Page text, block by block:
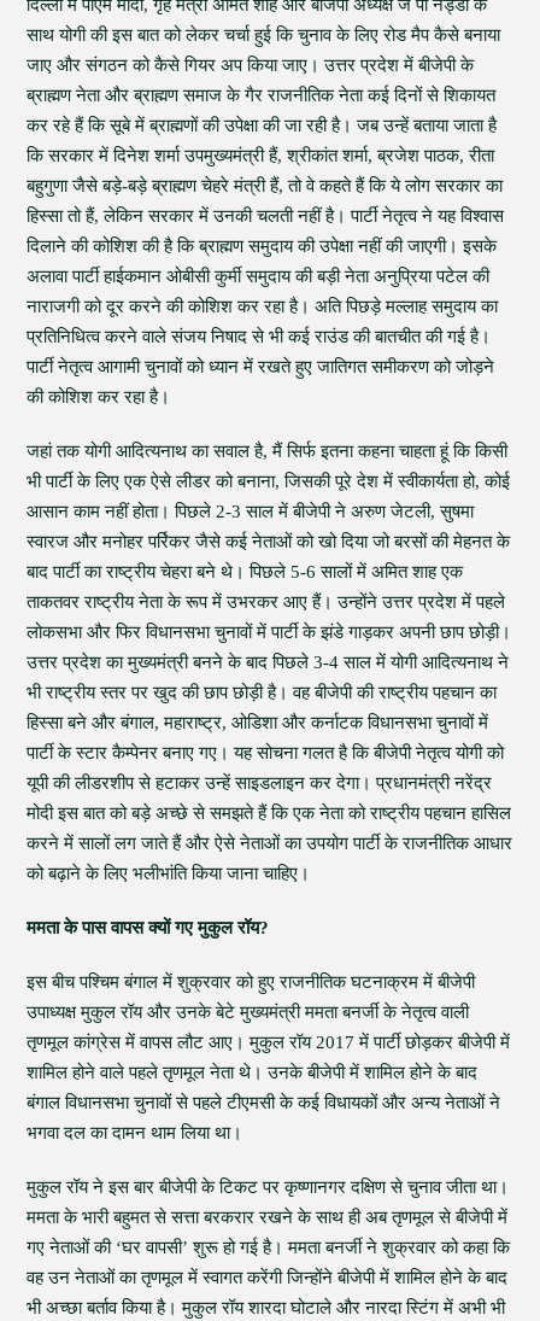
दिल्ली में पीएम मोदी, गृह मंत्री अमित शाह और बीजेपी अध्यक्ष जे पी नड्डा के
साथ योगी की इस बात को लेकर चर्चा हुई कि चुनाव के लिए रोड मैप कैसे बनाया
जाए और संगठन को कैसे गियर अप किया जाए। उत्तर प्रदेश में बीजेपी के
ब्राह्मण नेता और ब्राह्मण समाज के गैर राजनीतिक नेता कई दिनों से शिकायत
कर रहे हैं कि सूबे में ब्राह्मणों की उपेक्षा की जा रही है। जब उन्हें बताया जाता है
कि सरकार में दिनेश शर्मा उपमुख्यमंत्री हैं, श्रीकांत शर्मा, ब्रजेश पाठक, रीता
बहुगुणा जैसे बड़े-बड़े ब्राह्मण चेहरे मंत्री हैं, तो वे कहते हैं कि ये लोग सरकार का
हिस्सा तो हैं, लेकिन सरकार में उनकी चलती नहीं है। पार्टी नेतृत्व ने यह विश्वास
दिलाने की कोशिश की है कि ब्राह्मण समुदाय की उपेक्षा नहीं की जाएगी। इसके
अलावा पार्टी हाईकमान ओबीसी कुर्मी समुदाय की बड़ी नेता अनुप्रिया पटेल की
नाराजगी को दूर करने की कोशिश कर रहा है। अति पिछड़े मल्लाह समुदाय का
प्रतिनिधित्व करने वाले संजय निषाद से भी कई राउंड की बातचीत की गई है।
पार्टी नेतृत्व आगामी चुनावों को ध्यान में रखते हुए जातिगत समीकरण को जोड़ने
की कोशिश कर रहा है।
जहां तक योगी आदित्यनाथ का सवाल है, मैं सिर्फ इतना कहना चाहता हूं कि किसी
भी पार्टी के लिए एक ऐसे लीडर को बनाना, जिसकी पूरे देश में स्वीकार्यता हो, कोई
आसान काम नहीं होता। पिछले 2-3 साल में बीजेपी ने अरुण जेटली, सुषमा
स्वारज और मनोहर पर्रिकर जैसे कई नेताओं को खो दिया जो बरसों की मेहनत के
बाद पार्टी का राष्ट्रीय चेहरा बने थे। पिछले 5-6 सालों में अमित शाह एक
ताकतवर राष्ट्रीय नेता के रूप में उभरकर आए हैं। उन्होंने उत्तर प्रदेश में पहले
लोकसभा और फिर विधानसभा चुनावों में पार्टी के झंडे गाड़कर अपनी छाप छोड़ी।
उत्तर प्रदेश का मुख्यमंत्री बनने के बाद पिछले 3-4 साल में योगी आदित्यनाथ ने
भी राष्ट्रीय स्तर पर खुद की छाप छोड़ी है। वह बीजेपी की राष्ट्रीय पहचान का
हिस्सा बने और बंगाल, महाराष्ट्र, ओडिशा और कर्नाटक विधानसभा चुनावों में
पार्टी के स्टार कैम्पेनर बनाए गए। यह सोचना गलत है कि बीजेपी नेतृत्व योगी को
यूपी की लीडरशीप से हटाकर उन्हें साइडलाइन कर देगा। प्रधानमंत्री नरेंद्र
मोदी इस बात को बड़े अच्छे से समझते हैं कि एक नेता को राष्ट्रीय पहचान हासिल
करने में सालों लग जाते हैं और ऐसे नेताओं का उपयोग पार्टी के राजनीतिक आधार
को बढ़ाने के लिए भलीभांति किया जाना चाहिए।
ममता के पास वापस क्यों गए मुकुल रॉय?
इस बीच पश्चिम बंगाल में शुक्रवार को हुए राजनीतिक घटनाक्रम में बीजेपी
उपाध्यक्ष मुकुल रॉय और उनके बेटे मुख्यमंत्री ममता बनर्जी के नेतृत्व वाली
तृणमूल कांग्रेस में वापस लौट आए। मुकुल रॉय 2017 में पार्टी छोड़कर बीजेपी में
शामिल होने वाले पहले तृणमूल नेता थे। उनके बीजेपी में शामिल होने के बाद
बंगाल विधानसभा चुनावों से पहले टीएमसी के कई विधायकों और अन्य नेताओं ने
भगवा दल का दामन थाम लिया था।
मुकुल रॉय ने इस बार बीजेपी के टिकट पर कृष्णानगर दक्षिण से चुनाव जीता था।
ममता के भारी बहुमत से सत्ता बरकरार रखने के साथ ही अब तृणमूल से बीजेपी में
गए नेताओं की ‘घर वापसी’ शुरू हो गई है। ममता बनर्जी ने शुक्रवार को कहा कि
वह उन नेताओं का तृणमूल में स्वागत करेंगी जिन्होंने बीजेपी में शामिल होने के बाद
भी अच्छा बर्ताव किया है। मुकुल रॉय शारदा घोटाले और नारदा स्टिंग में अभी भी